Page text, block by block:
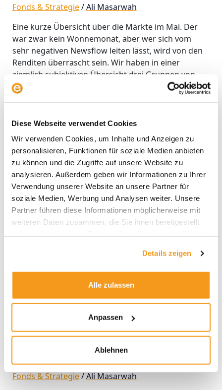
Diese Webseite verwendet Cookies
Wir verwenden Cookies, um Inhalte und Anzeigen zu
personalisieren, Funktionen für soziale Medien anbieten
zu können und die Zugriffe auf unsere Website zu
analysieren. Außerdem geben wir Informationen zu Ihrer
Verwendung unserer Website an unsere Partner für
soziale Medien, Werbung und Analysen weiter. Unsere
Partner führen diese Informationen möglicherweise mit
weiteren Daten zusammen, die Sie ihnen bereitgestellt
Details zeigen
Alle zulassen
Anpassen
Ablehnen
Fonds & Strategie/Ali Masarwah
Eine kurze Übersicht über die Märkte im Mai. Der
war zwar kein Wonnemonat, aber wer sich vom
sehr negativen Newsflow leiten lässt, wird von den
Renditen überrascht sein. Wir haben in einer
ziemlich subjektiven Übersicht drei Gruppen von
Indizes gebildet: The Good, the Bad and the Ugly.
Unsere Marktübersicht für den Mai startet mit der
Weiterlesen »
Union Investment, Deka, DWS,
AGI und Co.: Wer macht bei
Mischfonds das Rennen?
Fonds & Strategie/Ali Masarwah
Union
Investment,
Deka,
DWS,
AGI
und
Co.:
bei
das
Rennen?